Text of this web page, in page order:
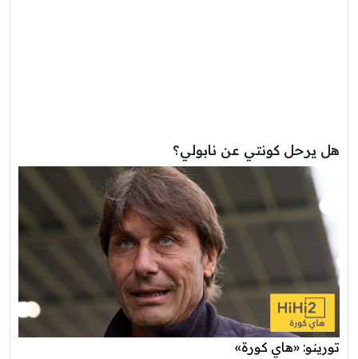
هل يرحل كونتي عن نابولي؟
تورينو: «هاي كورة»